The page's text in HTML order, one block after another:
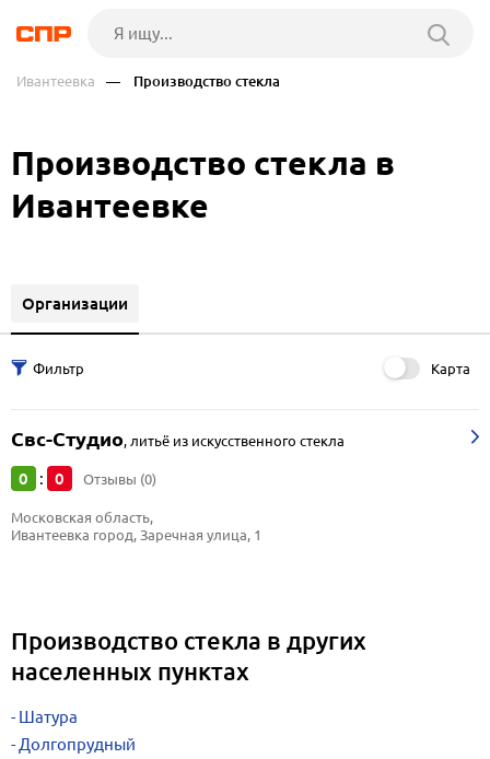
Ивантеевка — Производство стекла
Производство стекла в
Ивантеевке
Организации
Карта
Свс-Студио,литьё из искусственного стекла
0 : 0 Отзывы (0)
Московская область,
Ивантеевка город, Заречная улица, 1
Производство стекла в других
населенных пунктах
Шатура
Долгопрудный